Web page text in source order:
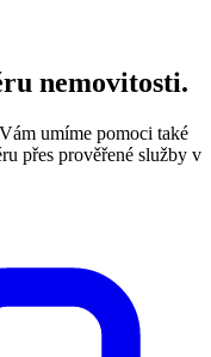
nemovitosti.
umíme pomoci také
přes prověřené služby v